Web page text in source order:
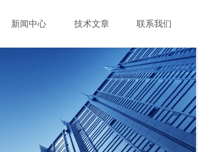
新闻中心 技术文章 联系我们